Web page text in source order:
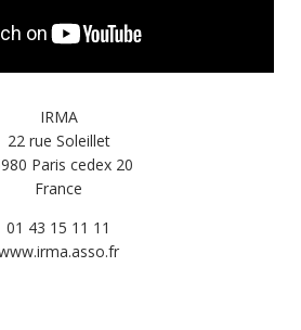
IRMA
22 rue Soleillet
Paris cedex 20
France
01 43 15 11 11